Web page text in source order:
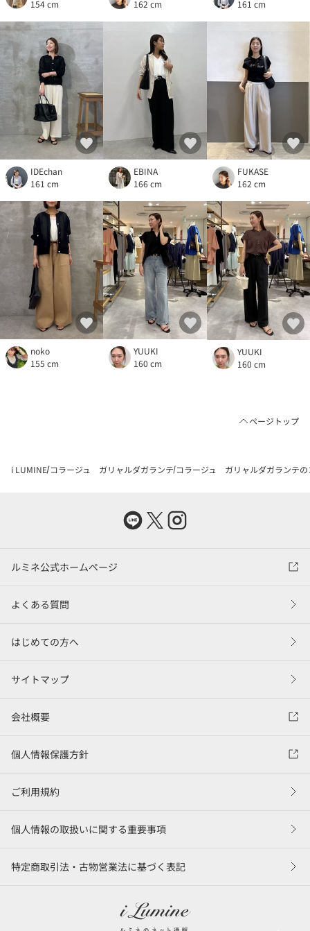
154 cm
162 cm
161 cm
IDEchan
161 cm
EBINA
166 cm
FUKASE
162 cm
noko
155 cm
YUUKI
160 cm
YUUKI
160 cm
ページトップ
i LUMINE コラージュ ガリャルダガランテ コラージュ ガリャルダガランテ
ルミネ公式ホームページ
よくある質問
はじめての方へ
サイトマップ
会社概要
個人情報保護方針
ご利用規約
個人情報の取扱いに関する重要事項
特定商取引法・古物営業法に基づく表記